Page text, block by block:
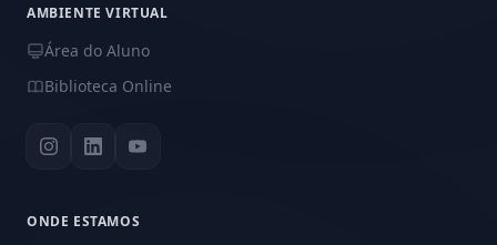
AMBIENTE VIRTUAL
Área do Aluno
Biblioteca Online
ONDE ESTAMOS